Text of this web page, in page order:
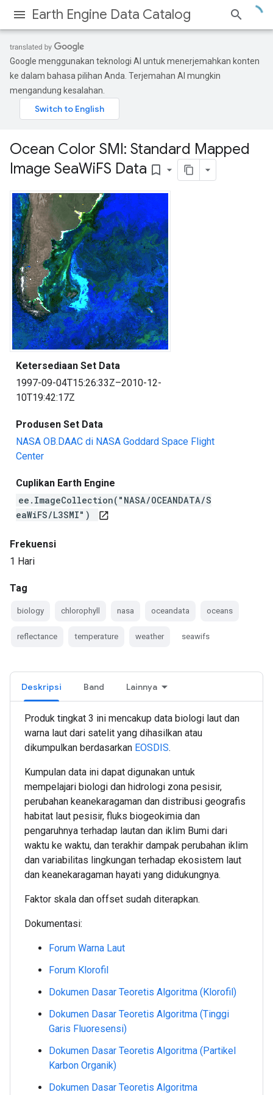
Earth Engine Data Catalog
Google menggunakan teknologi AI untuk menerjemahkan konten
ke dalam bahasa pilihan Anda. Terjemahan AI mungkin
mengandung kesalahan.
Ocean Color SMI: Standard Mapped
Image SeaWiFS Data bookmark_border
Ketersediaan Set Data
1997-09-04T15:26:33Z–2010-12-
10T19:42:17Z
Produsen Set Data
NASA OB.DAAC di NASA Goddard Space Flight
Center
Cuplikan Earth Engine
ee.ImageCollection("NASA/OCEANDATA/S
eaWiFS/L3SMI")
open_in_new
Frekuensi
1 Hari
Tag
biology chlorophyll nasa oceandata oceans
reflectance temperature weather seawifs
Deskripsi Band Lainnya
Produk tingkat 3 ini mencakup data biologi laut dan
warna laut dari satelit yang dihasilkan atau
dikumpulkan berdasarkan EOSDIS.
Kumpulan data ini dapat digunakan untuk
mempelajari biologi dan hidrologi zona pesisir,
perubahan keanekaragaman dan distribusi geografis
habitat laut pesisir, fluks biogeokimia dan
pengaruhnya terhadap lautan dan iklim Bumi dari
waktu ke waktu, dan terakhir dampak perubahan iklim
dan variabilitas lingkungan terhadap ekosistem laut
dan keanekaragaman hayati yang didukungnya.
Faktor skala dan offset sudah diterapkan.
Dokumentasi:
Forum Warna Laut
Forum Klorofil
Dokumen Dasar Teoretis Algoritma (Klorofil)
Dokumen Dasar Teoretis Algoritma (Tinggi
Garis Fluoresensi)
Dokumen Dasar Teoretis Algoritma (Partikel
Karbon Organik)
Dokumen Dasar Teoretis Algoritma